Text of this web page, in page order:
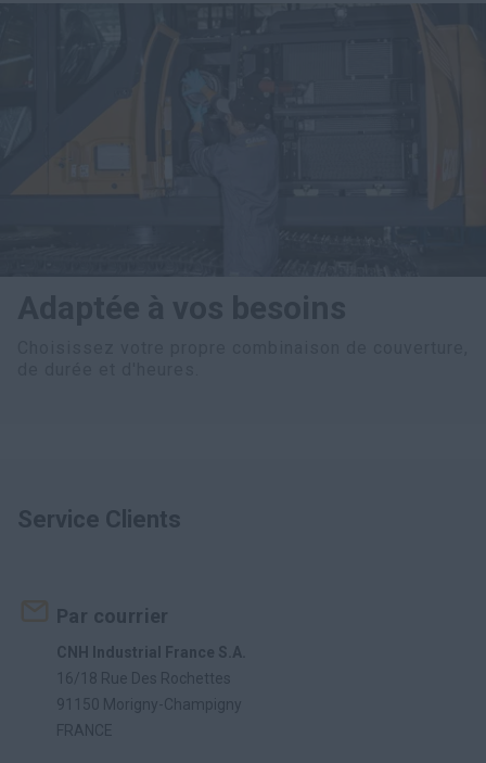
Service Clients
Par courrier
CNH Industrial France S.A.
16/18 Rue Des Rochettes
91150 Morigny-Champigny
FRANCE